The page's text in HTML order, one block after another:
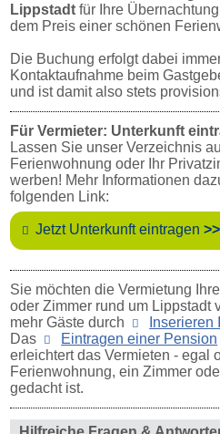
Lippstadt für Ihre
dem Preis einer schönen
Die Buchung erfolgt dabei
Kontaktaufnahme beim
und ist damit also stets
Für Vermieter: Unterkunft
Lassen Sie unser Verzeichnis
Ferienwohnung oder Ihr
werben! Mehr Informationen
folgenden Link:
Jetzt Unterkunft eintragen
Sie möchten die Vermietung
oder Zimmer rund um Lippstadt
mehr Gäste durch
Inserieren
Das
Eintragen einer Pension
erleichtert das Vermieten - egal
Ferienwohnung, ein Zimmer
gedacht ist.